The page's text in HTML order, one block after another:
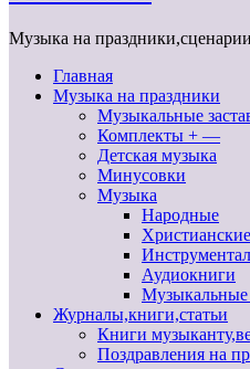
Музыка на
Главная
Музыка на праздники
Музыкальные
Комплекты + —
Детская музыка
Минусовки
Музыка
Народные
Инструментал
Аудиокниги
Музыкальные
Журналы,книги,статьи
Книги
Поздравления на